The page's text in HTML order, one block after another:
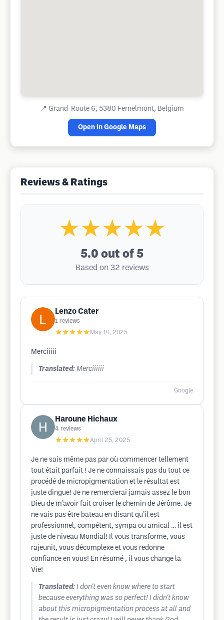
📍 Grand-Route 6, 5380 Fernelmont, Belgium
Open in Google Maps
Reviews & Ratings
★★★★★
5.0 out of 5
Based on 32 reviews
Lenzo Cater
1 reviews
★★★★★ May 14, 2025
Merciiiii
Translated: Merciiiiii
Google
Haroune Hichaux
4 reviews
★★★★★April 25, 2025
Je ne sais même pas par où commencer tellement
tout était parfait ! Je ne connaissais pas du tout ce
procédé de micropigmentation et le résultat est
juste dingue! Je ne remercierai jamais assez le bon
Dieu de m’avoir fait croiser le chemin de Jérôme. Je
ne vais pas être bateau en disant qu’il est
professionnel, compétent, sympa ou amical … il est
juste de niveau Mondial! Il vous transforme, vous
rajeunit, vous décomplexe et vous redonne
confiance en vous! En résumé , il vous change la
Vie!
Translated: I don't even know where to start
because everything was so perfect! I didn't know
about this micropigmentation process at all and